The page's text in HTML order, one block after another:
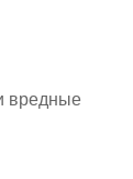
вредные